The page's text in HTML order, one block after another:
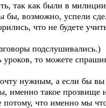
так как были в
бы, возможно, успели
что не будете
подслушивались.)
то можете
нужным, а если бы
именно такое прозвище
что именно мы